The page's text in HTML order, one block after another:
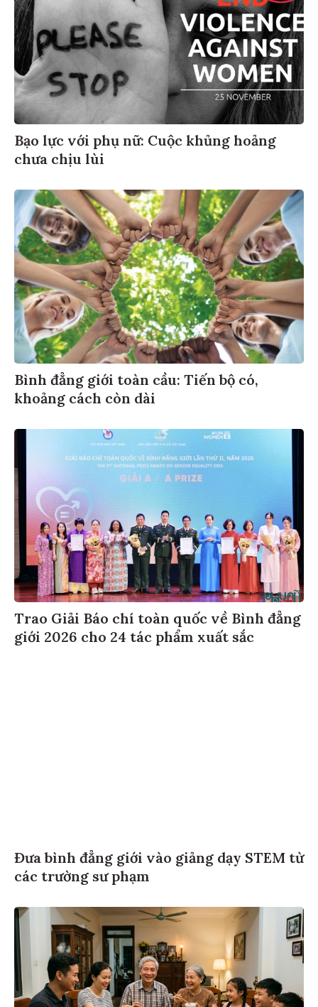
Bạo lực với phụ nữ: Cuộc khủng hoảng
chưa chịu lùi
Bình đẳng giới toàn cầu: Tiến bộ có,
khoảng cách còn dài
Trao Giải Báo chí toàn quốc về Bình đẳng
giới 2026 cho 24 tác phẩm xuất sắc
Đưa bình đẳng giới vào giảng dạy STEM từ
các trường sư phạm